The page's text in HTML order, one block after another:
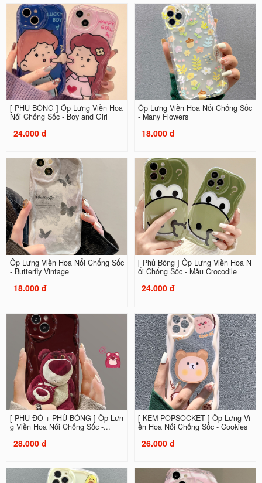
[ PHỦ BÓNG ] Ốp Lưng Viền Hoa
Nổi Chống Sốc - Boy and Girl
24.000 đ
Ốp Lưng Viền Hoa Nổi Chống Sốc
- Many Flowers
18.000 đ
Ốp Lưng Viền Hoa Nổi Chống Sốc
- Butterfly Vintage
18.000 đ
[ Phủ Bóng ] Ốp Lưng Viền Hoa N
ổi Chống Sốc - Mẫu Crocodile
24.000 đ
[ PHỦ ĐỎ + PHỦ BÓNG ] Ốp Lưn
g Viền Hoa Nổi Chống Sốc -...
28.000 đ
[ KÈM POPSOCKET ] Ốp Lưng Vi
ền Hoa Nổi Chống Sốc - Cookies
26.000 đ